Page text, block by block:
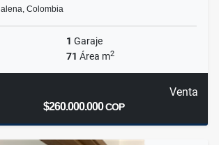
Colombia
1 Garaje
71 Área m2
Venta
$260.000.000COP